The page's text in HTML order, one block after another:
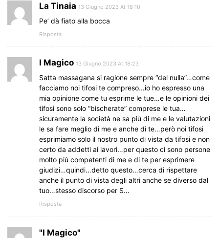
La Tinaia 13 Giugno 2023 At 18:10
Pe’ dà fiato alla bocca
Risposta
I Magico 13 Giugno 2023 At 18:23
Satta massagana si ragione sempre “del nulla”…come
facciamo noi tifosi te compreso…io ho espresso una
mia opinione come tu esprime le tue…e le opinioni dei
tifosi sono solo “bischerate” comprese le tua…
sicuramente la società ne sa più di me e le valutazioni
le sa fare meglio di me e anche di te…però noi tifosi
esprimiamo solo il nostro punto di vista da tifosi e non
certo da addetti ai lavori…per questo ci sono persone
molto più competenti di me e di te per esprimere
giudizi…quindi…detto questo…cerca di rispettare
anche il punto di vista degli altri anche se diverso dal
tuo…stesso discorso per S…
Risposta
"I Magico"